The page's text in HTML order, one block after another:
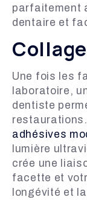
parfaitement
dentaire et
Une fois les
laboratoire,
dentiste
adhésives
lumière
crée une
facette et
longévité et